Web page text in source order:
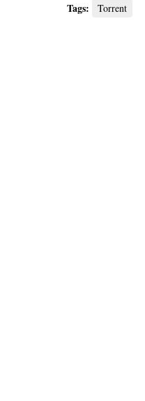
Tags: Torrent